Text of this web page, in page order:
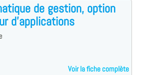
de gestion, option
d'applications
Voir la fiche complète